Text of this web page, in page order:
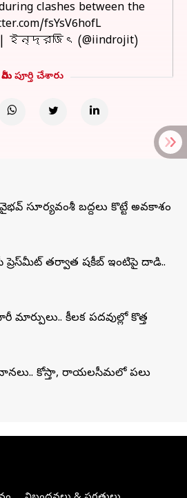
clashes between the
fsYsV6hofL
| ইন্দ্রজিৎ (@iindrojit)
మీరు పూర్తి చేశారు
వైభవ్ సూర్యవంశీ బద్దలు కొట్టే అవకాశం
ప్రెస్‌మీట్‌ తర్వాత షకీబ్‌ ఇంటిపై దాడి..
మార్పులు.. కీలక పదవుల్లో కొత్త
వానలు.. కోస్తా, రాయలసీమలో పలు